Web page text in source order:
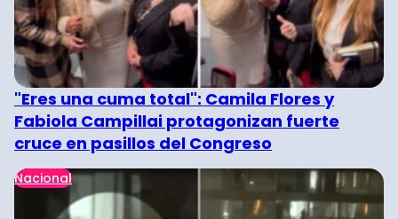
"Eres una cuma total": Camila Flores y
Fabiola Campillai protagonizan fuerte
cruce en pasillos del Congreso
Nacional